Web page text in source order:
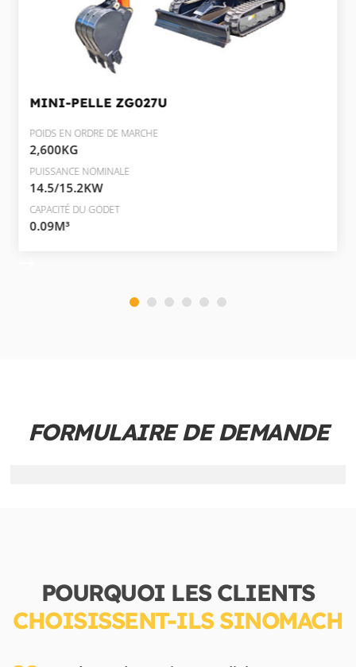
MINI-PELLE ZG027U
POIDS EN ORDRE DE MARCHE
2,600KG
PUISSANCE NOMINALE
14.5/15.2KW
CAPACITÉ DU GODET
0.09M³
FORMULAIRE DE DEMANDE
POURQUOI LES CLIENTS
CHOISISSENT-ILS SINOMACH